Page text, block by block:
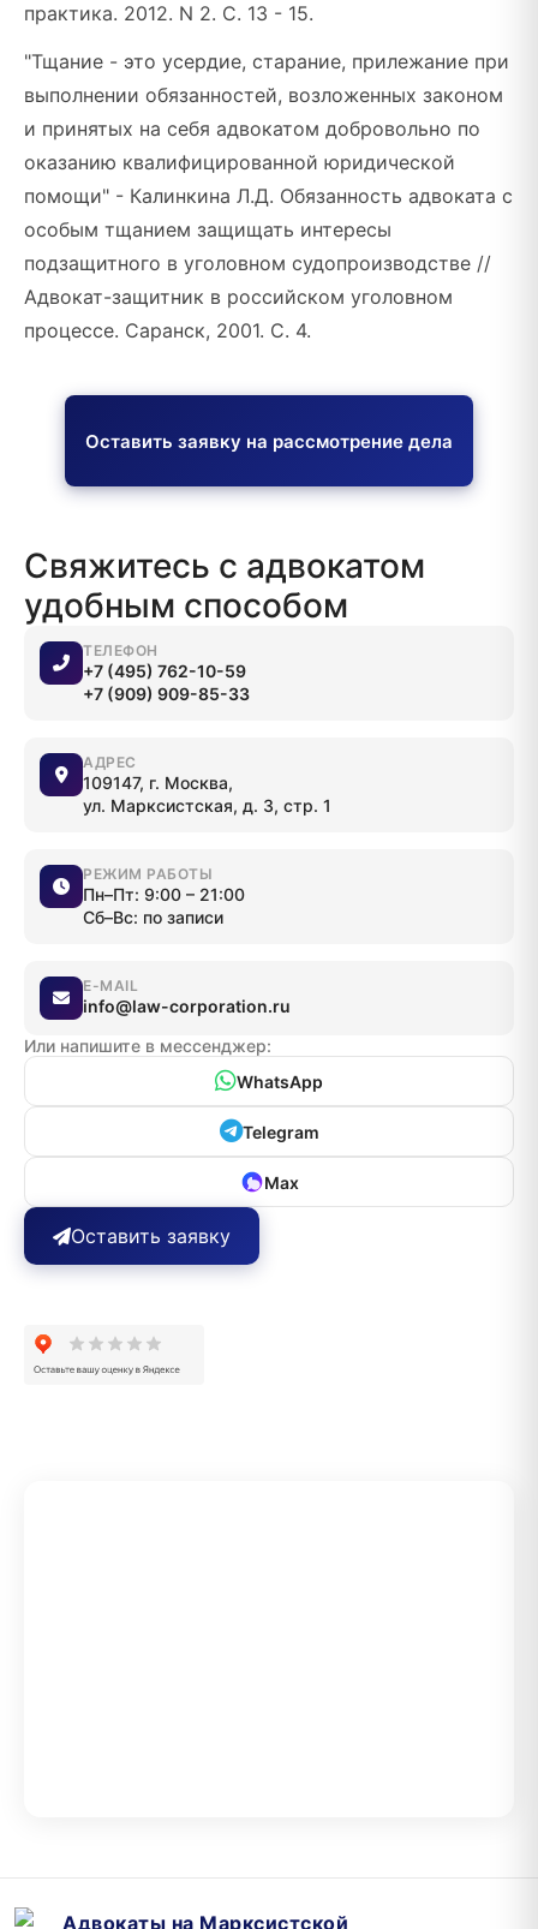
практика. 2012. N 2. С. 13 - 15.
"Тщание - это усердие, старание, прилежание при
выполнении обязанностей, возложенных законом
и принятых на себя адвокатом добровольно по
оказанию квалифицированной юридической
помощи" - Калинкина Л.Д. Обязанность адвоката с
особым тщанием защищать интересы
подзащитного в уголовном судопроизводстве //
Адвокат-защитник в российском уголовном
процессе. Саранск, 2001. С. 4.
Оставить заявку на рассмотрение дела
Свяжитесь с адвокатом
удобным способом
ТЕЛЕФОН
+7 (495) 762-10-59
+7 (909) 909-85-33
АДРЕС
109147, г. Москва,
ул. Марксистская, д. 3, стр. 1
РЕЖИМ РАБОТЫ
Пн–Пт: 9:00 – 21:00
Сб–Вс: по записи
E-MAIL
info@law-corporation.ru
Или напишите в мессенджер:
WhatsApp
Telegram
Max
Оставить заявку
Адвокаты на Марксистской